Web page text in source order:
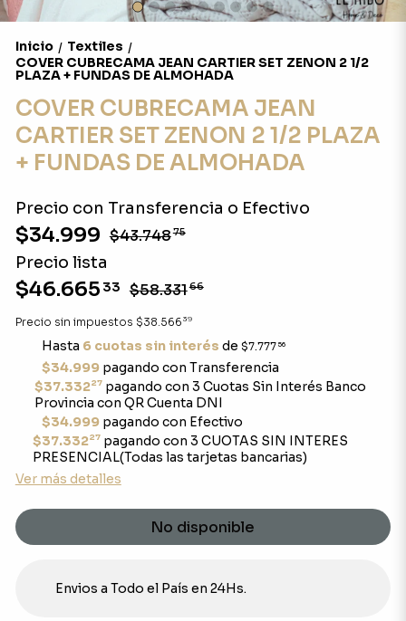
Inicio / Textiles /
COVER CUBRECAMA JEAN CARTIER SET ZENON 2 1/2
PLAZA + FUNDAS DE ALMOHADA
COVER CUBRECAMA JEAN
CARTIER SET ZENON 2 1/2 PLAZA
+ FUNDAS DE ALMOHADA
Precio con Transferencia o Efectivo
$34.999 $43.74875
Precio lista
$46.665 33 $58.33166
Precio sin impuestos $38.566 39
Hasta 6 cuotas sin interés de $7.777 56
$34.999pagando con Transferencia
$37.33227 pagando con 3 Cuotas Sin Interés Banco
Provincia con QR Cuenta DNI
$34.999pagando con Efectivo
$37.33227 pagando con 3 CUOTAS SIN INTERES
PRESENCIAL(Todas las tarjetas bancarias)
Ver más detalles
No disponible
Envios a Todo el País en 24Hs.